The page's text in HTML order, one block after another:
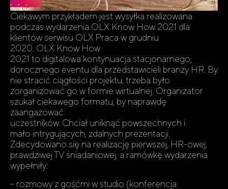
Ciekawym przykładem jest wysyłka realizowana
podczas wydarzenia OLX Know How 2021 dla
klientów serwisu OLX Praca w grudniu
2020. OLX Know How
2021 to digitalowa kontynuacja stacjonarnego,
dorocznego eventu dla przedstawicieli branży HR. By
nie stracić ciągłości projektu, trzeba było
zorganizować go w formie wirtualnej. Organizator
szukał ciekawego formatu, by naprawdę
zaangażować
uczestników. Chciał uniknąć powszechnych i
mało intrygujących, zdalnych prezentacji.
Zdecydowano się na realizację pierwszej, HR-owej,
prawdziwej TV śniadaniowej, a ramówkę wydarzenia
wypełniły:
– rozmowy z gośćmi w studio (konferencja